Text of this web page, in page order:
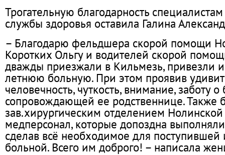
Трогательную благодарность
службы здоровья оставила Галина
– Благодарю фельдшера скорой помощи
Коротких Ольгу и водителей скорой
дважды приезжали в Кильмезь, привезли
летнюю больную. При этом проявив
человечность, чуткость, внимание, заботу
сопровождающей ее родственнице. Также
зав.хирургическим отделением
медперсонал, которые допоздна
сделав всё необходимое для
больной. Всего им доброго! – написала